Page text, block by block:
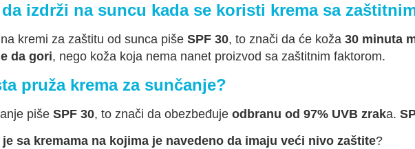
izdrži na suncu kada se koristi krema sa
kremi za zaštitu od sunca piše SPF 30, to znači da će koža 30 minuta
da gori, nego koža koja nema nanet proizvod sa zaštitnim faktorom.
pruža krema za sunčanje?
piše SPF 30, to znači da obezbeđuje odbranu od 97% UVB zraka.
je sa kremama na kojima je navedeno da imaju veći nivo zaštite?